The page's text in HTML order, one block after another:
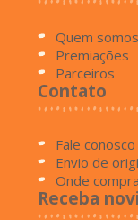
Quem somos
Premiações
Parceiros
Contato
Fale conosco
Envio de
Onde
Receba